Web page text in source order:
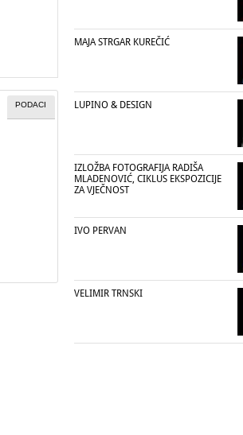
PODACI
MAJA STRGAR KUREČIĆ
LUPINO & DESIGN
IZLOŽBA FOTOGRAFIJA RADIŠA
MLADENOVIĆ, CIKLUS EKSPOZICIJE
ZA VJEČNOST
IVO PERVAN
VELIMIR TRNSKI